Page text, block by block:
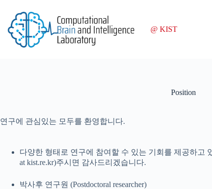
content
@ KIST
Position
연구에 관심있는 모두를 환영합니다.
다양한 형태로 연구에 참여할 수 있는 기회를 제공하고
at kist.re.kr)주시면 감사드리겠습니다.
박사후 연구원 (Postdoctoral researcher)